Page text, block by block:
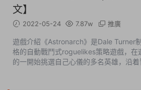
文】
2022-05-24 7.87w 推廣
遊戲介紹《Astronarch》是Dale Turner
格的自動戰鬥式roguelikes策略遊戲，在
的一開始挑選自己心儀的多名英雄，沿